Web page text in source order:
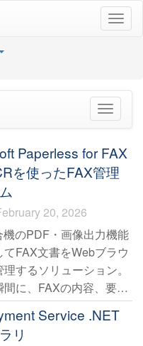
Toggle
Paperless for FAX
を使ったFAX管理
20, 2026
機のPDF・画像出力機能
てFAX文書をWebブラウ
するソリューション。
間に、FAXの内容、要
者、受信者、日付や表、
読み取りそれをもとに
Service .NET
リ